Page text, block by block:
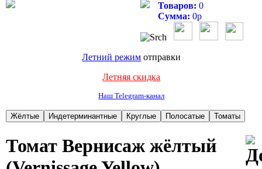
Товаров: 0
Сумма: 0р
Летний режим отправки
Летняя скидка
Наш Telegram-канал
Томат Вернисаж жёлтый